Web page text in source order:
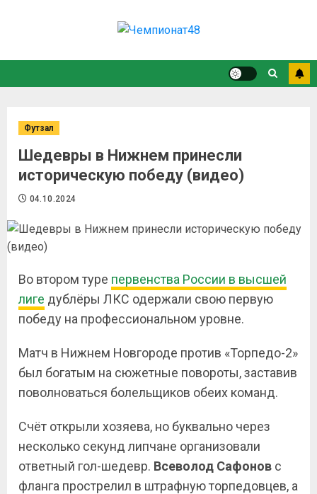
Футзал
Шедевры в Нижнем принесли
историческую победу (видео)
04.10.2024
Во втором туре первенства России в высшей
лиге дублёры ЛКС одержали свою первую
победу на профессиональном уровне.
Матч в Нижнем Новгороде против «Торпедо-2»
был богатым на сюжетные повороты, заставив
поволноваться болельщиков обеих команд.
Счёт открыли хозяева, но буквально через
несколько секунд липчане организовали
ответный гол-шедевр. Всеволод Сафонов с
фланга прострелил в штрафную торпедовцев, а